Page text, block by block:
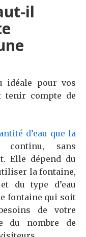
il
idéale pour vos
tenir compte de
d’eau que la
sans
Elle dépend du
la fontaine,
du type d’eau
fontaine qui soit
de votre
du nombre de